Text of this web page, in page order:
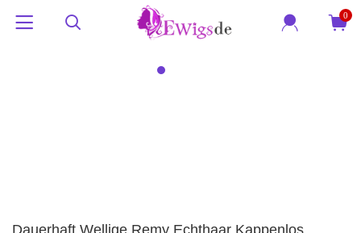
0
Dauerhaft Wellige Remy Echthaar Kappenlos